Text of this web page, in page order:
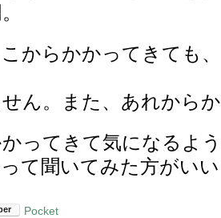
からかかってきても
ん。また、あれから
ってきて気になるよ
て聞いてみた方がい
Pocket